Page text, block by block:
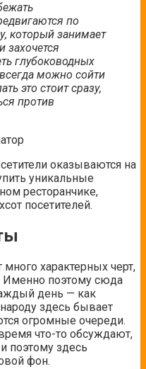
по
который занимает
глубоководных
можно сойти
это стоит сразу,
против
оказываются на
уникальные
ресторанчике,
посетителей.
характерных черт,
Именно поэтому сюда
день — как
здесь бывает
огромные очереди.
что-то обсуждают,
поэтому здесь
фон.